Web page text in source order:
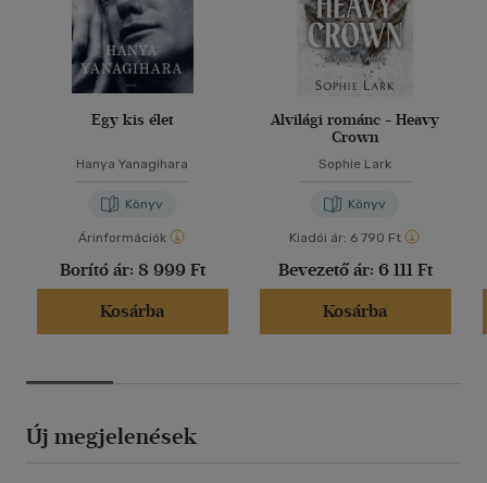
Egy kis élet
Hanya Yanagihara
Könyv
Árinformációk
Borító ár: 8 999 Ft
Kosárba
Alvilági románc - Heavy
Crown
Sophie Lark
Könyv
Kiadói ár: 6 790 Ft
Bevezető ár: 6 111 Ft
Kosárba
Új megjelenések